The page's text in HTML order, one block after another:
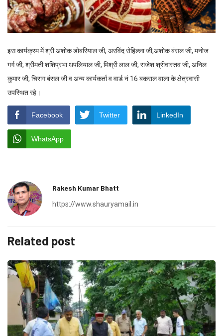
इस कार्यक्रम में श्री अशोक डोबरियाल जी, अरविंद रोहिल्ला जी,अशोक बंसल जी, मनोज
गर्ग जी, श्रीमती शशिप्रभा थपलियाल जी, मिश्री लाल जी, राजेश श्रीवास्तव जी, अनिल
कुमार जी, चिराग बंसल जी व अन्य कार्यकर्ता व वार्ड नं 16 बकराल वाला के क्षेत्रवासी
उपस्थित रहे।
Facebook Twitter LinkedIn
WhatsApp
Rakesh Kumar Bhatt
https://www.shauryamail.in
Related post